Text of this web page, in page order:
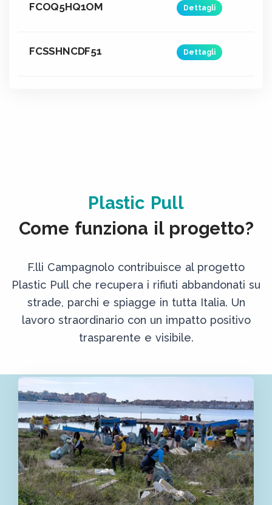
FCOQ5HQ1OM Dettagli
FCSSHNCDF51 Dettagli
Plastic Pull
Come funziona il progetto?
F.lli Campagnolo contribuisce al progetto
Plastic Pull che recupera i rifiuti abbandonati su
strade, parchi e spiagge in tutta Italia. Un
lavoro straordinario con un impatto positivo
trasparente e visibile.